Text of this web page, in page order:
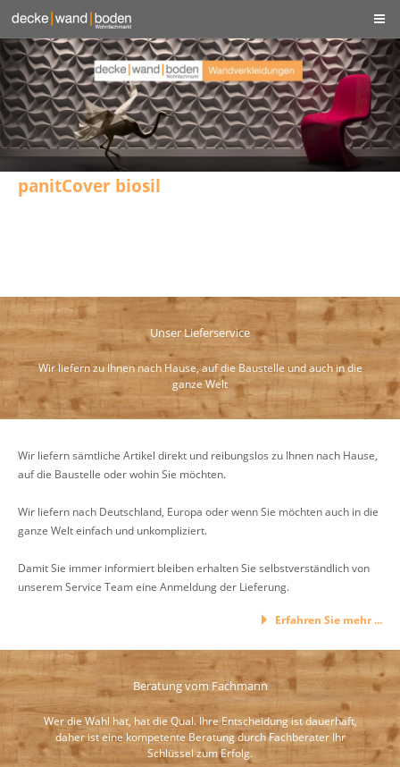
panitCover biosil
Unser Lieferservice
Wir liefern zu Ihnen nach Hause, auf die Baustelle und auch in die
ganze Welt
Wir liefern sämtliche Artikel direkt und reibungslos zu Ihnen nach Hause,
auf die Baustelle oder wohin Sie möchten.
Wir liefern nach Deutschland, Europa oder wenn Sie möchten auch in die
ganze Welt einfach und unkompliziert.
Damit Sie immer informiert bleiben erhalten Sie selbstverständlich von
unserem Service Team eine Anmeldung der Lieferung.
Erfahren Sie mehr ...
Beratung vom Fachmann
Wer die Wahl hat, hat die Qual. Ihre Entscheidung ist dauerhaft,
daher ist eine kompetente Beratung durch Fachberater Ihr
Schlüssel zum Erfolg.